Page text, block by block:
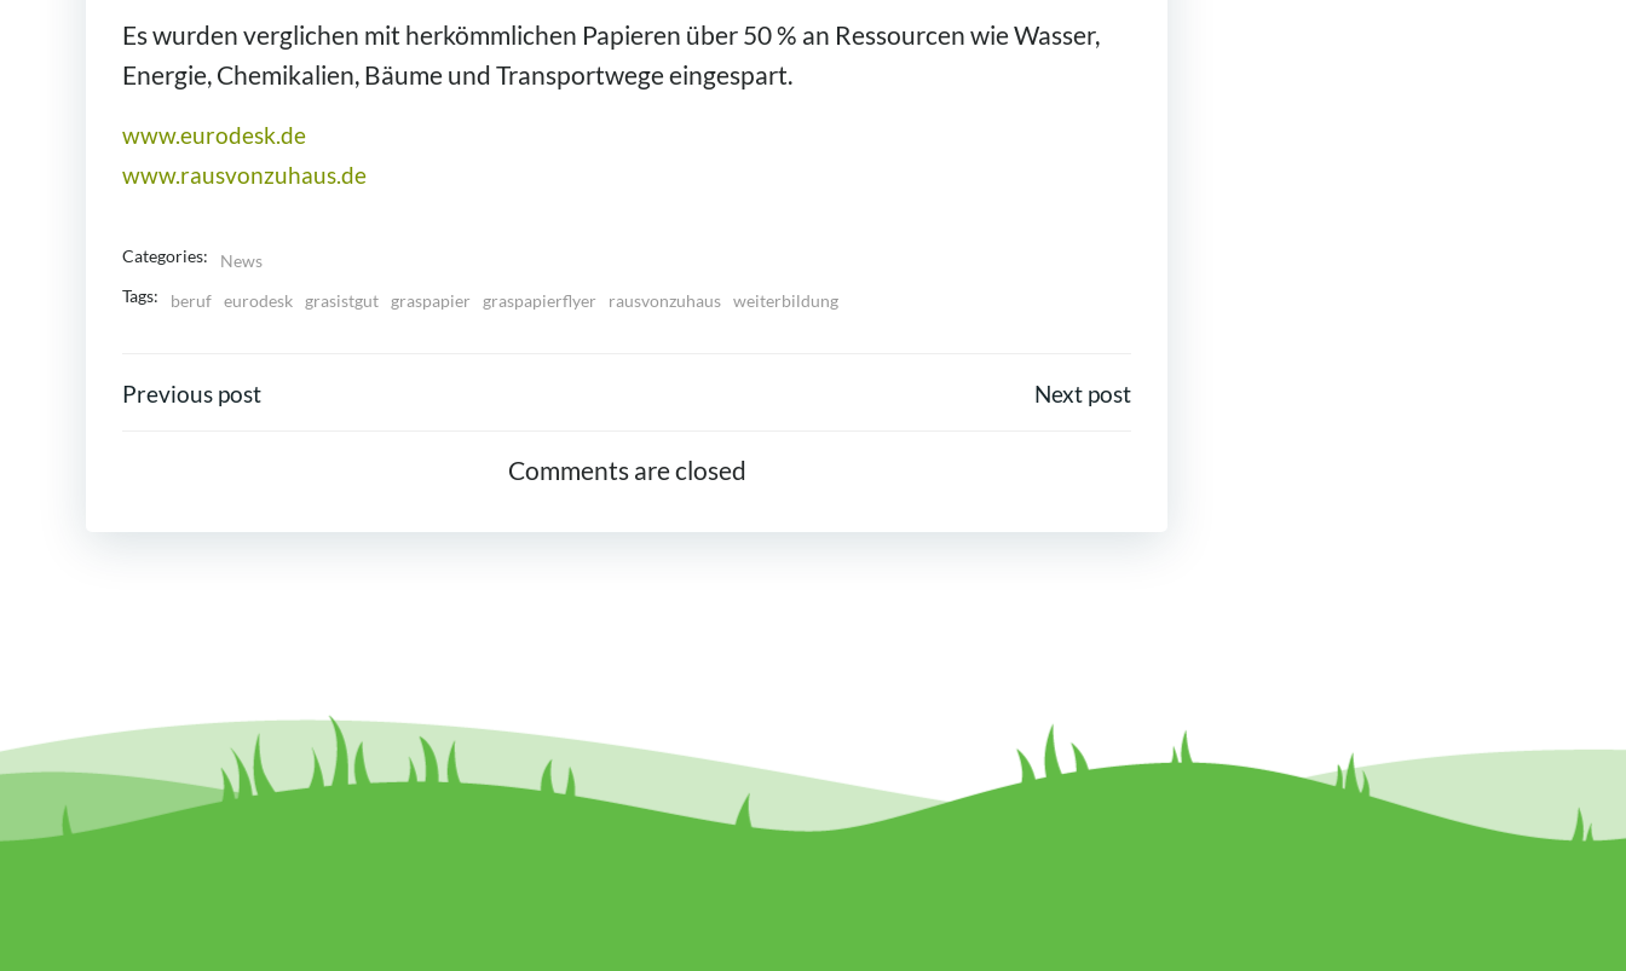
Es wurden verglichen mit herkömmlichen Papieren über 50 % an Ressourcen wie Wasser,
Energie, Chemikalien, Bäume und Transportwege eingespart.
www.eurodesk.de
www.rausvonzuhaus.de
Categories:
News
Tags:
beruf eurodesk grasistgut graspapier graspapierflyer rausvonzuhaus weiterbildung
POST
Previous post
NAVIGATION
Next post
Comments are closed